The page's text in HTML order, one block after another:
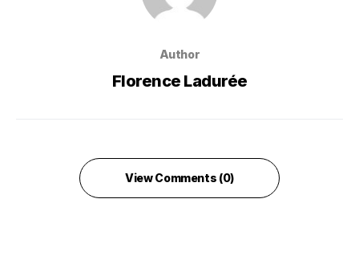
Author
Florence Ladurée
View Comments (0)